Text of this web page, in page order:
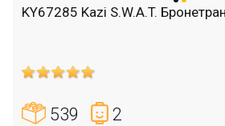
KY67285 Kazi S.W.A.T.
539 2